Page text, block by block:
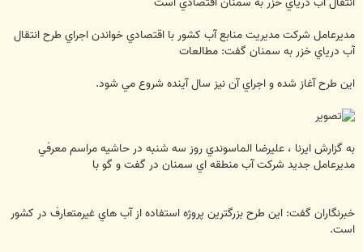
مديرعامل شركت مديريت منابع آب كشور با اقتصادي خواندن اجراي طرح انتقال
آب درياي خزر به سمنان گفت: مطالعات
اين طرح آغاز شده و اجراي آن نيز سال آينده شروع مي شود.
به گزارش ايرنا ، عليرضا الماسوندي روز سه شنبه در حاشيه مراسم معرفي
مديرعامل جديد شركت آب منطقه اي سمنان در گفت و گو با
خبرنگاران گفت: اين طرح بزرگترين پروژه استفاده از آب هاي غيرمتعارف در كشور
است.